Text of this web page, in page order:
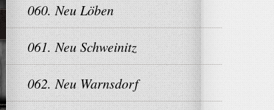
060. Neu Löben
061. Neu Schweinitz
062. Neu Warnsdorf